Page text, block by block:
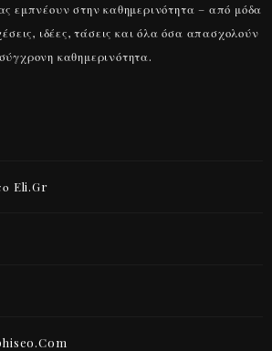
εμπνέουν στην καθημερινότητα – από μόδα
ιδέες, τάσεις και όλα όσα απασχολούν
καθημερινότητα.
Eli.gr